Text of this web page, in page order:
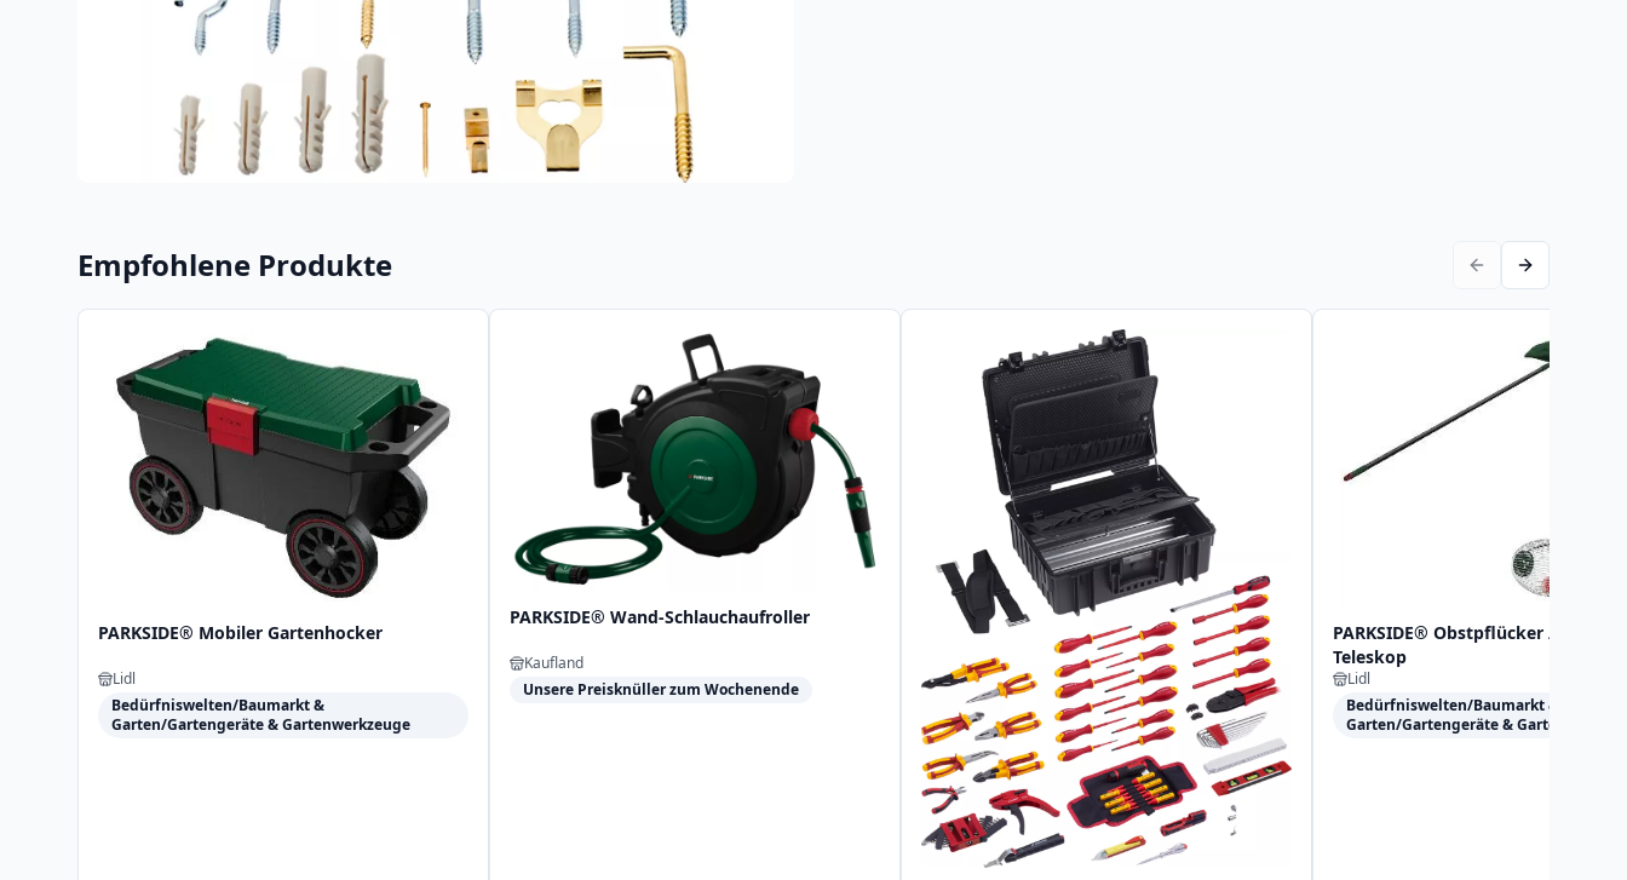
Empfohlene Produkte
PARKSIDE® Mobiler Gartenhocker
Lidl
Bedürfniswelten/Baumarkt &
Garten/Gartengeräte & Gartenwerkzeuge
PARKSIDE® Wand-Schlauchaufroller
Kaufland
Unsere Preisknüller zum Wochenende
PARKSIDE® Obstpflücker /
Teleskop
Lidl
Bedürfniswelten/Baumarkt &
Garten/Gartengeräte &